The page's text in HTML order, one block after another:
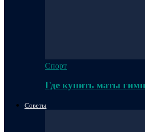
Спорт
Где купить маты
Советы